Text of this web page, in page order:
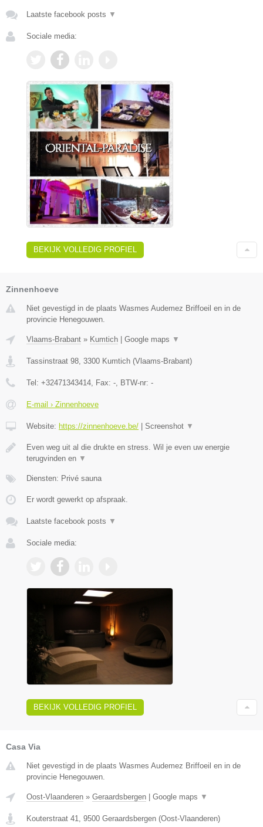
Laatste facebook posts ▼
Sociale media:
BEKIJK VOLLEDIG PROFIEL
Zinnenhoeve
Niet gevestigd in de plaats Wasmes Audemez Briffoeil en in de
provincie Henegouwen.
Vlaams-Brabant » Kumtich | Google maps ▼
Tassinstraat 98 3300 Kumtich (Vlaams-Brabant)
Tel: +32471343414 , Fax: - , BTW-nr: -
E-mail › Zinnenhoeve
Website: https://zinnenhoeve.be/ | Screenshot ▼
Even weg uit al die drukte en stress. Wil je even uw energie
terugvinden en ▼
Diensten: Privé sauna
Er wordt gewerkt op afspraak.
Laatste facebook posts ▼
Sociale media:
BEKIJK VOLLEDIG PROFIEL
Casa Via
Niet gevestigd in de plaats Wasmes Audemez Briffoeil en in de
provincie Henegouwen.
Oost-Vlaanderen » Geraardsbergen Google maps ▼
Kouterstraat 41, 9500 Geraardsbergen (Oost-Vlaanderen)